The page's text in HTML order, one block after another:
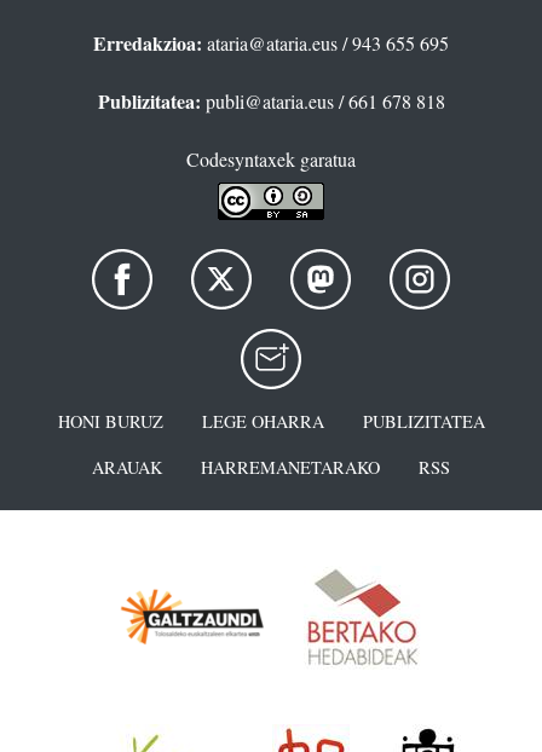
Erredakzioa: ataria@ataria.eus/ 943 655 695
Publizitatea: publi@ataria.eus/ 661 678 818
Codesyntaxek garatua
HONI BURUZ LEGE OHARRA
PUBLIZITATEA
ARAUAK
HARREMANETARAKO RSS